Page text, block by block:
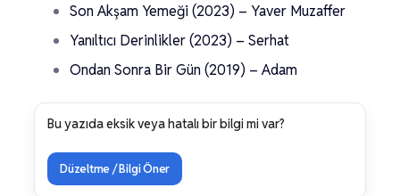
Son Akşam Yemeği (2023) – Yaver Muzaffer
Yanıltıcı Derinlikler (2023) – Serhat
Ondan Sonra Bir Gün (2019) – Adam
Bu yazıda eksik veya hatalı bir bilgi mi var?
Düzeltme / Bilgi Öner